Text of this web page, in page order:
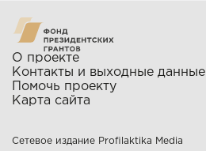
О проекте
Контакты и выходные данные
Помочь проекту
Карта сайта
Сетевое издание Profilaktika Media